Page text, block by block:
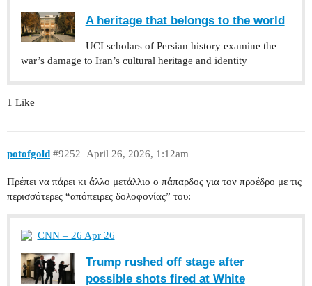
A heritage that belongs to the world
UCI scholars of Persian history examine the
war’s damage to Iran’s cultural heritage and identity
1 Like
potofgold April 26, 2026, 1:12am
#9252
Πρέπει να πάρει κι άλλο μετάλλιο ο πάπαρδος για τον προέδρο με τις
περισσότερες “απόπειρες δολοφονίας” του:
CNN – 26 Apr 26
Trump rushed off stage after
possible shots fired at White